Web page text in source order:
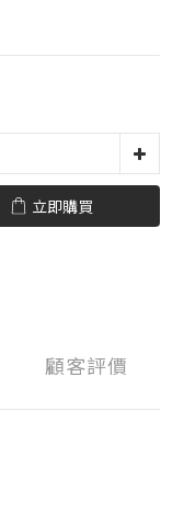
立即購買
顧客評價